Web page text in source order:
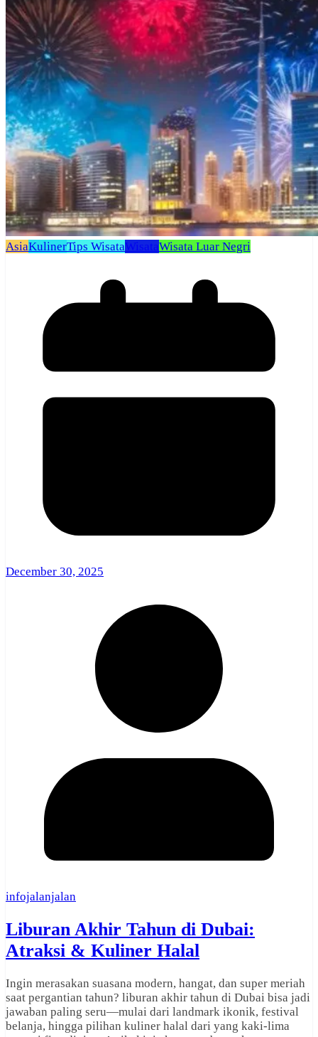
AsiaKulinerTips WisataWisataWisata Luar Negri
December 30, 2025
infojalanjalan
Liburan Akhir Tahun di Dubai:
Atraksi & Kuliner Halal
Ingin merasakan suasana modern, hangat, dan super meriah
saat pergantian tahun? liburan akhir tahun di Dubai bisa jadi
jawaban paling seru—mulai dari landmark ikonik, festival
belanja, hingga pilihan kuliner halal dari yang kaki-lima